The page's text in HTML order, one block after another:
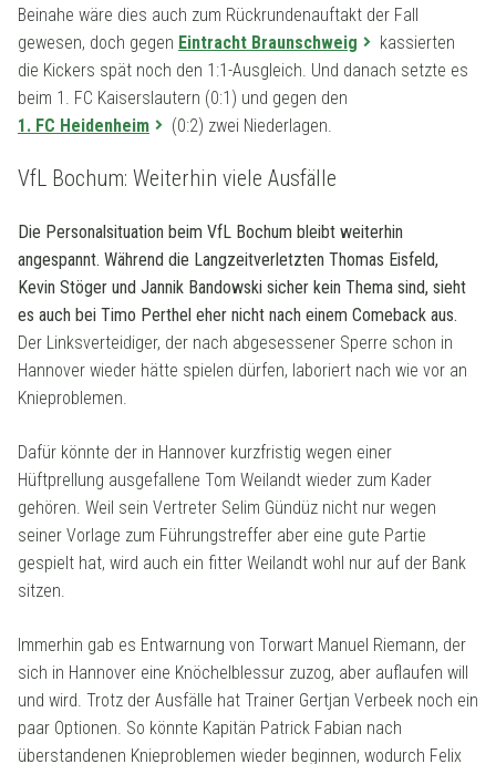
Beinahe wäre dies auch zum Rückrundenauftakt der Fall
gewesen, doch gegen Eintracht Braunschweig
kassierten
die Kickers spät noch den 1:1-Ausgleich. Und danach setzte es
beim 1. FC Kaiserslautern (0:1) und gegen den
1. FC Heidenheim
(0:2) zwei Niederlagen.
VfL Bochum: Weiterhin viele Ausfälle
Die Personalsituation beim VfL Bochum bleibt weiterhin
angespannt. Während die Langzeitverletzten Thomas Eisfeld,
Kevin Stöger und Jannik Bandowski sicher kein Thema sind, sieht
es auch bei Timo Perthel eher nicht nach einem Comeback aus.
Der Linksverteidiger, der nach abgesessener Sperre schon in
Hannover wieder hätte spielen dürfen, laboriert nach wie vor an
Knieproblemen.
Dafür könnte der in Hannover kurzfristig wegen einer
Hüftprellung ausgefallene Tom Weilandt wieder zum Kader
gehören. Weil sein Vertreter Selim Gündüz nicht nur wegen
seiner Vorlage zum Führungstreffer aber eine gute Partie
gespielt hat, wird auch ein fitter Weilandt wohl nur auf der Bank
sitzen.
Immerhin gab es Entwarnung von Torwart Manuel Riemann, der
sich in Hannover eine Knöchelblessur zuzog, aber auflaufen will
und wird. Trotz der Ausfälle hat Trainer Gertjan Verbeek noch ein
paar Optionen. So könnte Kapitän Patrick Fabian nach
überstandenen Knieproblemen wieder beginnen, wodurch Felix